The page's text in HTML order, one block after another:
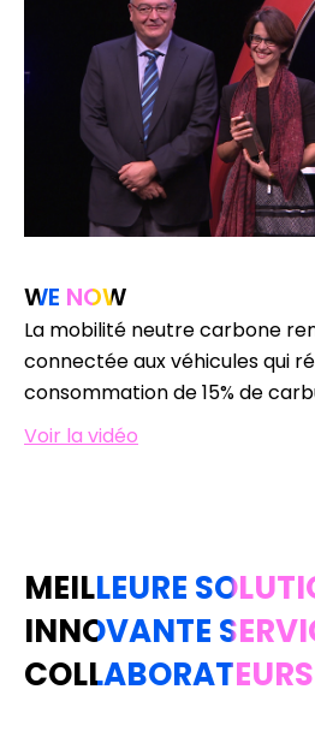
WE NOW
La mobilité neutre carbone
connectée aux véhicules qui
consommation de 15% de
Voir la vidéo
MEILLEURE
INNOVANTE
COLLABORATEURS